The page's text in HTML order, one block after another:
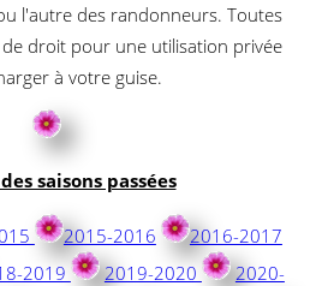
l'autre des randonneurs. Toutes
droit pour une utilisation privée
à votre guise.
saisons passées
2015-2016
2016-2017
2019 2019-2020
2020-